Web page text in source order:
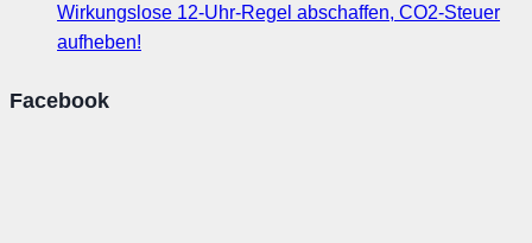
Wirkungslose 12-Uhr-Regel abschaffen, CO2-Steuer
aufheben!
Facebook